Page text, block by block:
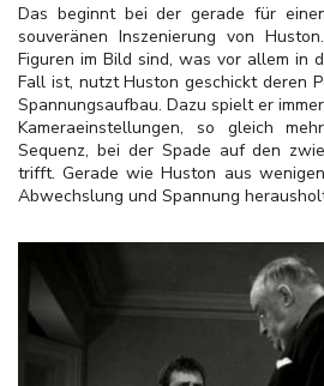
Das beginnt bei der gerade für
souveränen Inszenierung von
Figuren im Bild sind, was vor allem in
Fall ist, nutzt Huston geschickt deren
Spannungsaufbau. Dazu spielt er
Kameraeinstellungen, so gleich
Sequenz, bei der Spade auf den
trifft. Gerade wie Huston aus
Abwechslung und Spannung